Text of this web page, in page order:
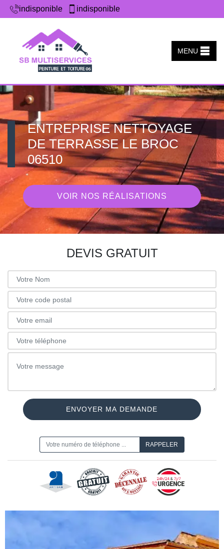
indisponible indisponible
MENU
ENTREPRISE NETTOYAGE
DE TERRASSE LE BROC
06510
VOIR NOS RÉALISATIONS
DEVIS GRATUIT